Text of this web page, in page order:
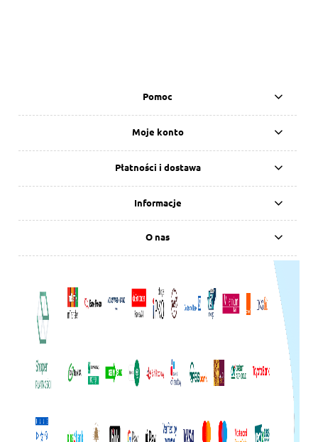
Pomoc
Moje konto
Płatności i dostawa
Informacje
O nas